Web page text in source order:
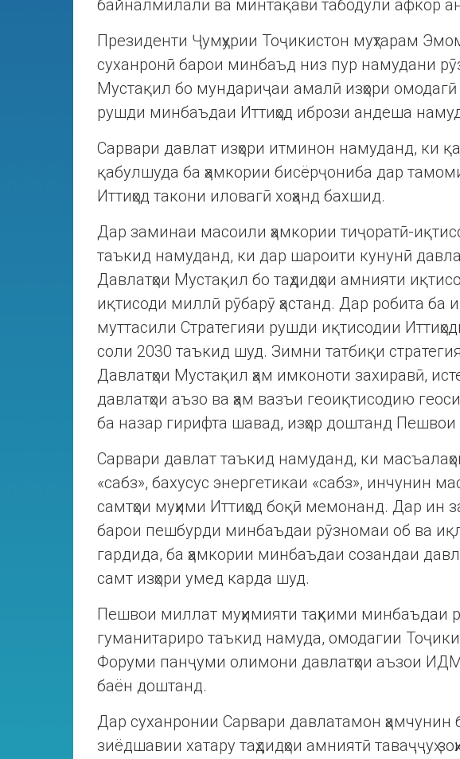
байналмилалӣ ва минтақавӣ табодули афкор
Президенти Ҷумҳурии Тоҷикистон муҳтарам
суханронӣ барои минбаъд низ пур намудани
Мустақил бо мундариҷаи амалӣ изҳори
рушди минбаъдаи Иттиҳод ибрози андеша
Сарвари давлат изҳори итминон намуданд, ки
қабулшуда ба ҳамкории бисёрҷониба дар
Иттиҳод такони иловагӣ хоҳанд бахшид.
Дар заминаи масоили ҳамкории тиҷоратӣ-
таъкид намуданд, ки дар шароити кунунӣ
Давлатҳои Мустақил бо таҳдидҳои амнияти
иқтисоди миллӣ рӯбарӯ ҳастанд. Дар робита ба
муттасили Стратегияи рушди иқтисодии
соли 2030 таъкид шуд. Зимни татбиқи
Давлатҳои Мустақил ҳам имконоти захиравӣ,
давлатҳои аъзо ва ҳам вазъи геоиқтисодию
ба назар гирифта шавад, изҳор доштанд
Сарвари давлат таъкид намуданд, ки
«сабз», бахусус энергетикаи «сабз», инчунин
самтҳои муҳими Иттиҳод боқӣ мемонанд. Дар ин
барои пешбурди минбаъдаи рӯзномаи об ва
гардида, ба ҳамкории минбаъдаи созандаи
самт изҳори умед карда шуд.
Пешвои миллат муҳимияти таҳкими минбаъдаи
гуманитариро таъкид намуда, омодагии
Форуми панҷуми олимони давлатҳои аъзои ИДМ
баён доштанд.
Дар суханронии Сарвари давлатамон
зиёдшавии хатару таҳдидҳои амниятӣ таваҷҷуҳ